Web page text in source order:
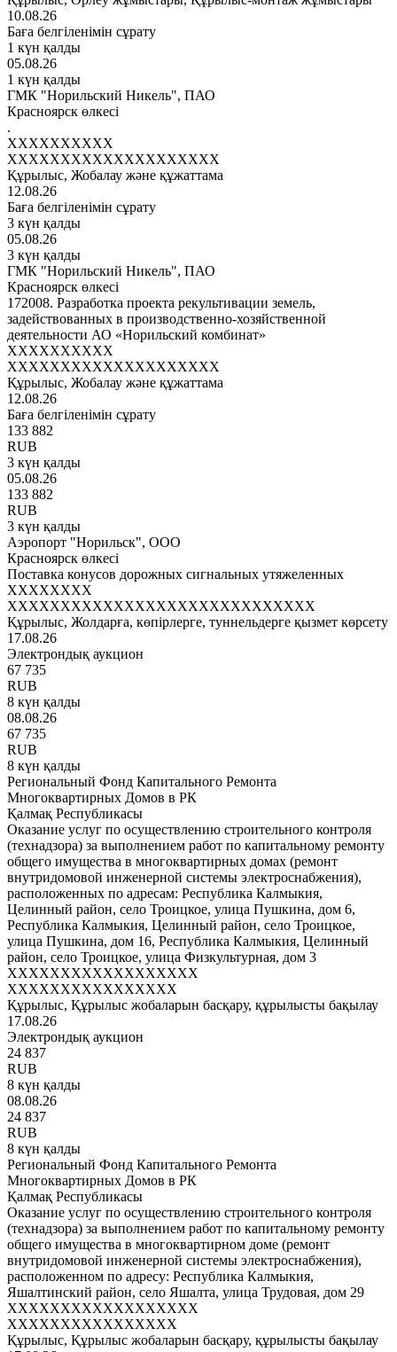
10.08.26
Баға белгіленімін сұрату
1 күн қалды
05.08.26
1 күн қалды
ГМК "Норильский Никель", ПАО
Красноярск өлкесі
.
XXXXXXXXXX
XXXXXXXXXXXXXXXXXXXX
Құрылыс, Жобалау және құжаттама
12.08.26
Баға белгіленімін сұрату
3 күн қалды
05.08.26
3 күн қалды
ГМК "Норильский Никель", ПАО
Красноярск өлкесі
172008. Разработка проекта рекультивации земель,
задействованных в производственно-хозяйственной
деятельности АО «Норильский комбинат»
XXXXXXXXXX
XXXXXXXXXXXXXXXXXXXX
Құрылыс, Жобалау және құжаттама
12.08.26
Баға белгіленімін сұрату
133 882
RUB
3 күн қалды
05.08.26
133 882
RUB
3 күн қалды
Аэропорт "Норильск", ООО
Красноярск өлкесі
Поставка конусов дорожных сигнальных утяжеленных
XXXXXXXX
XXXXXXXXXXXXXXXXXXXXXXXXXXXXX
Құрылыс, Жолдарға, көпірлерге, туннельдерге қызмет көрсету
17.08.26
Электрондық аукцион
67 735
RUB
8 күн қалды
08.08.26
67 735
RUB
8 күн қалды
Региональный Фонд Капитального Ремонта
Многоквартирных Домов в РК
Қалмақ Республикасы
Оказание услуг по осуществлению строительного контроля
(технадзора) за выполнением работ по капитальному ремонту
общего имущества в многоквартирных домах (ремонт
внутридомовой инженерной системы электроснабжения),
расположенных по адресам: Республика Калмыкия,
Целинный район, село Троицкое, улица Пушкина, дом 6,
Республика Калмыкия, Целинный район, село Троицкое,
улица Пушкина, дом 16, Республика Калмыкия, Целинный
район, село Троицкое, улица Физкультурная, дом 3
XXXXXXXXXXXXXXXXXX
XXXXXXXXXXXXXXXX
Құрылыс, Құрылыс жобаларын басқару, құрылысты бақылау
17.08.26
Электрондық аукцион
24 837
RUB
8 күн қалды
08.08.26
24 837
RUB
8 күн қалды
Региональный Фонд Капитального Ремонта
Многоквартирных Домов в РК
Қалмақ Республикасы
Оказание услуг по осуществлению строительного контроля
(технадзора) за выполнением работ по капитальному ремонту
общего имущества в многоквартирном доме (ремонт
внутридомовой инженерной системы электроснабжения),
расположенном по адресу: Республика Калмыкия,
Яшалтинский район, село Яшалта, улица Трудовая, дом 29
XXXXXXXXXXXXXXXXXX
XXXXXXXXXXXXXXXX
Құрылыс, Құрылыс жобаларын басқару, құрылысты бақылау